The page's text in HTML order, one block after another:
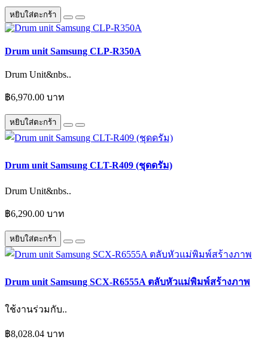
หยิบใส่ตะกร้า
Drum unit Samsung CLP-R350A
Drum Unit&nbs..
฿6,970.00 บาท
หยิบใส่ตะกร้า
Drum unit Samsung CLT-R409 (ชุดดรัม)
Drum Unit&nbs..
฿6,290.00 บาท
หยิบใส่ตะกร้า
Drum unit Samsung SCX-R6555A ตลับหัวแม่พิมพ์สร้างภาพ
ใช้งานร่วมกับ..
฿8,028.04 บาท